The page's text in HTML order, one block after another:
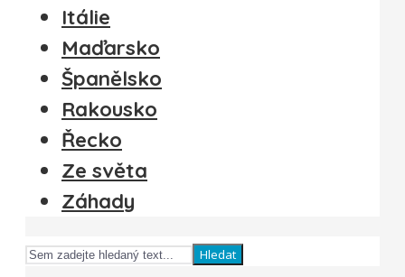
Itálie
Maďarsko
Španělsko
Rakousko
Řecko
Ze světa
Záhady
Hledat